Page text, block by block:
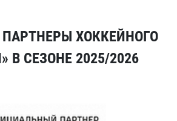
ХОККЕЙНОГО
В СЕЗОНЕ 2025/2026